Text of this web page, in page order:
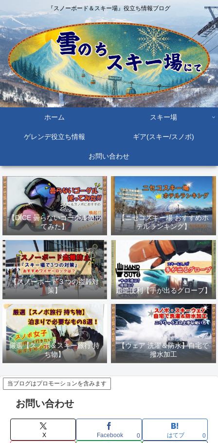
『スノーボード＆スキー場』役立ち情報ブログ
ホーム スキー場
ゲレンデ役立ち情報 ギア(スキー/スノボ)
お問い合わせ
【DICE 曇らないゴーグル使っ
てみた】
【ニセコスキー場 おすすめホ
テルランキング】
【スノーボード３つの盗難対
策】
超絶便利【手が出るグローブ】
厳選【スノボ＆スキー旅行 持
ち物】
【ウェア 洗濯＆防水】自宅で
撥水加工
当ブログはプロモーションを含みます
お問い合わせ
X Facebook 0 はてブ 0